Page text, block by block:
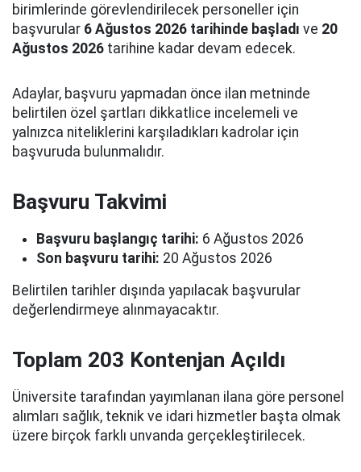
birimlerinde görevlendirilecek personeller için
başvurular 6 Ağustos 2026 tarihinde başladı ve 20
Ağustos 2026 tarihine kadar devam edecek.
Adaylar, başvuru yapmadan önce ilan metninde
belirtilen özel şartları dikkatlice incelemeli ve
yalnızca niteliklerini karşıladıkları kadrolar için
başvuruda bulunmalıdır.
Başvuru Takvimi
Başvuru başlangıç tarihi: 6 Ağustos 2026
Son başvuru tarihi: 20 Ağustos 2026
Belirtilen tarihler dışında yapılacak başvurular
değerlendirmeye alınmayacaktır.
Toplam 203 Kontenjan Açıldı
Üniversite tarafından yayımlanan ilana göre personel
alımları sağlık, teknik ve idari hizmetler başta olmak
üzere birçok farklı unvanda gerçekleştirilecek.